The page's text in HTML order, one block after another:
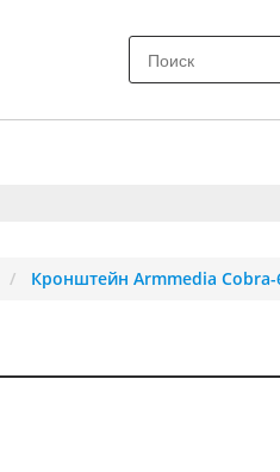
Кронштейн Armmedia Cobra-